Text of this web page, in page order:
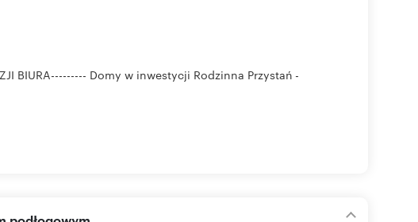
BIURA--------- Domy w inwestycji Rodzinna Przystań -